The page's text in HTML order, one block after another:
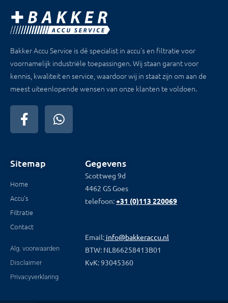
Bakker Accu Service is dé specialist in accu’s en filtratie voor
voornamelijk industriële toepassingen. Wij staan garant voor
kennis, kwaliteit en service, waardoor wij in staat zijn om aan de
meest uiteenlopende wensen van onze klanten te voldoen.
Sitemap
Home
Accu's
Filtratie
Contact
Alg. voorwaarden
Disclaimer
Privacyverklaring
Gegevens
Scottweg 9d
4462 GS Goes
telefoon:+31 (0)113 220069
Email: info@bakkeraccu.nl
BTW: NL866258413B01
KvK: 93045360